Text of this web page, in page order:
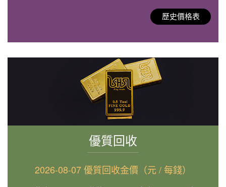
歷史價格表
優質回收
2026-08-07 優質回收金價（元 / 每錢）